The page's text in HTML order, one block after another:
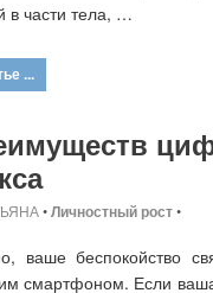
в части тела, …
...
•Личностный рост•
ваше беспокойство
смартфоном. Если